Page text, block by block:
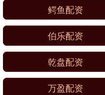
鳄鱼配资
伯乐配资
乾盘配资
万盈配资